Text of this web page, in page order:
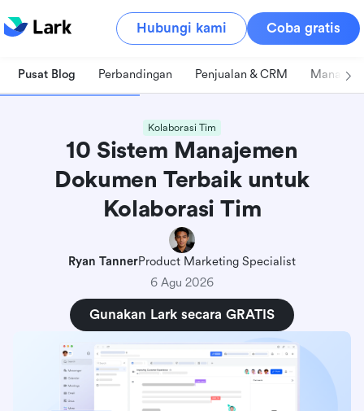
Hubungi kami Coba gratis
Pusat Blog Perbandingan Penjualan & CRM
Kolaborasi Tim
10 Sistem Manajemen
Dokumen Terbaik untuk
Kolaborasi Tim
Ryan TannerProduct Marketing Specialist
6 Agu 2026
Gunakan Lark secara GRATIS